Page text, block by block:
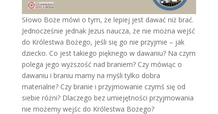
Słowo Boże mówi o tym, że lepiej jest dawać niż brać.
Jednocześnie jednak Jezus naucza, że nie można wejść
do Królestwa Bożego, jeśli się go nie przyjmie – jak
dziecko. Co jest takiego pięknego w dawaniu? Na czym
polega jego wyższość nad braniem? Czy mówiąc o
dawaniu i braniu mamy na myśli tylko dobra
materialne? Czy branie i przyjmowanie czymś się od
siebie różni? Dlaczego bez umiejętności przyjmowania
nie możemy wejśc do Królestwa Bożego?